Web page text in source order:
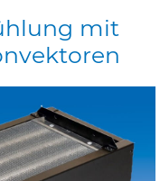
mit